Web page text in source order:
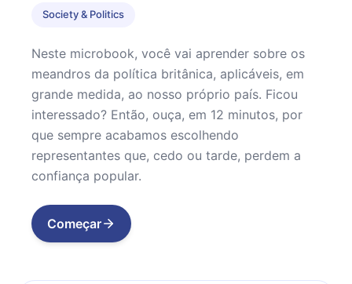
Society & Politics
Neste microbook, você vai aprender sobre os
meandros da política britânica, aplicáveis, em
grande medida, ao nosso próprio país. Ficou
interessado? Então, ouça, em 12 minutos, por
que sempre acabamos escolhendo
representantes que, cedo ou tarde, perdem a
confiança popular.
Começar